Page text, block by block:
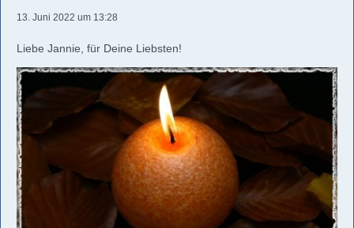
13. Juni 2022 um 13:28
Liebe Jannie, für Deine Liebsten!